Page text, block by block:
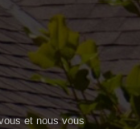
et nous vous